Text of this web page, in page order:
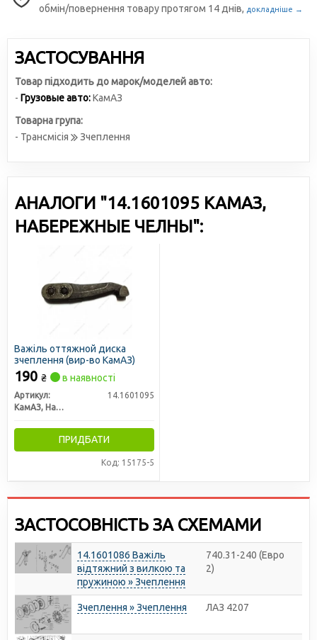
обмін/повернення товару протягом 14 днів, докладніше →
ЗАСТОСУВАННЯ
Товар підходить до марок/моделей авто:
- Грузовые авто:КамАЗ
Товарна група:
- Трансмісія
Зчеплення
АНАЛОГИ "14.1601095 КАМАЗ,
НАБЕРЕЖНЫЕ ЧЕЛНЫ":
Важіль оттяжной диска
зчеплення (вир-во КамАЗ)
190 ₴ в наявності
Артикул:
14.1601095
КамАЗ, Набережные Челны
ПРИДБАТИ
Код: 15175-5
ЗАСТОСОВНІСТЬ ЗА СХЕМАМИ
14.1601086 Важіль
відтяжний з вилкою та
пружиною » Зчеплення
740.31-240 (Евро
2)
Зчеплення » Зчеплення ЛАЗ 4207